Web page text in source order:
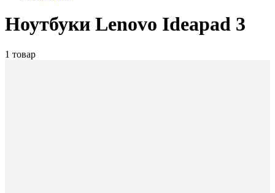
Ноутбуки Lenovo Ideapad 3
1 товар